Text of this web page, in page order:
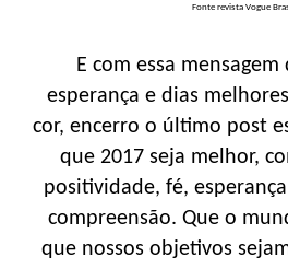
Fonte revista Vogue
E com essa
esperança e dias
cor, encerro o último post
que 2017 seja melhor,
positividade, fé,
compreensão. Que o
que nossos objetivos